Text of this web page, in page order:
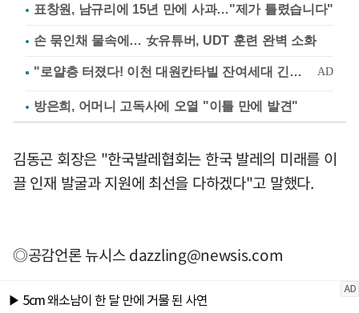
표창원, 남규리에 15년 만에 사과…"제가 틀렸습니다"
손 묶인채 물속에… 女유튜버, UDT 훈련 완벽 소화
방은희, 어머니 고독사에 오열 "이틀 만에 발견"
김동곤 회장은 "한국발레협회는 한국 발레의 미래를 이
끌 인재 발굴과 지원에 최선을 다하겠다"고 말했다.
◎공감언론 뉴시스dazzling@newsis.com